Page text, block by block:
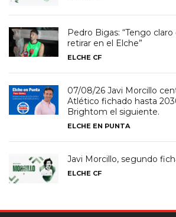
Pedro Bigas: “Tengo
retirar en el Elche”
ELCHE CF
07/08/26 Javi Morcillo
Atlético fichado hasta
Brightom el siguiente.
ELCHE EN PUNTA
Javi Morcillo, segundo
ELCHE CF